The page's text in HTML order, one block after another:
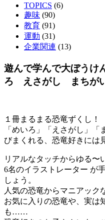
TOPICS (6)
趣味 (90)
教育 (91)
運動 (31)
企業関連 (13)
遊んで学んで大ぼう
ろ えさがし まちが
１冊まるまる恐竜ずくし！
「めいろ」「えさがし」
びまくれる、恐竜好きには
リアルなタッチからゆる〜
6名のイラストレーター が
しょう。
人気の恐竜からマニアック
お気に入りの恐竜や、実は
も……